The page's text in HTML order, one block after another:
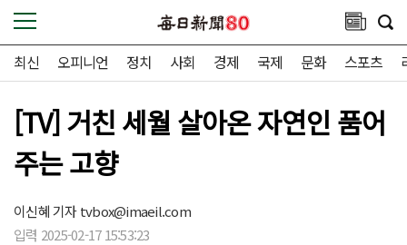
최신 오피니언 정치 사회 경제 국제 문화 스포츠
[TV] 거친 세월 살아온 자연인 품어
주는 고향
이신혜 기자tvbox@imaeil.com
입력 2025-02-17 15:53:23